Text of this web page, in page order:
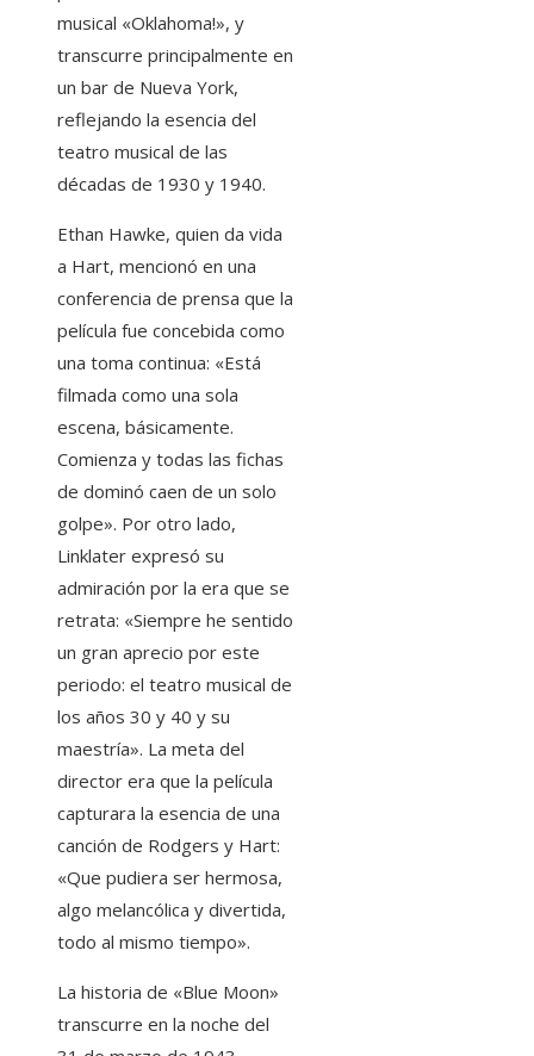
musical «Oklahoma!», y
transcurre principalmente en
un bar de Nueva York,
reflejando la esencia del
teatro musical de las
décadas de 1930 y 1940.
Ethan Hawke, quien da vida
a Hart, mencionó en una
conferencia de prensa que la
película fue concebida como
una toma continua: «Está
filmada como una sola
escena, básicamente.
Comienza y todas las fichas
de dominó caen de un solo
golpe». Por otro lado,
Linklater expresó su
admiración por la era que se
retrata: «Siempre he sentido
un gran aprecio por este
periodo: el teatro musical de
los años 30 y 40 y su
maestría». La meta del
director era que la película
capturara la esencia de una
canción de Rodgers y Hart:
«Que pudiera ser hermosa,
algo melancólica y divertida,
todo al mismo tiempo».
La historia de «Blue Moon»
transcurre en la noche del